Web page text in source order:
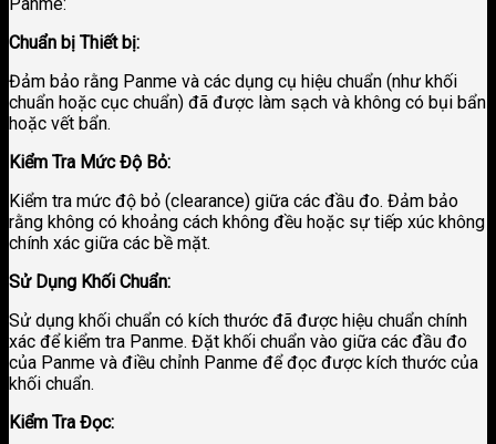
Chuẩn bị Thiết bị:
Đảm bảo rằng Panme và các dụng cụ hiệu chuẩn (như khối
chuẩn hoặc cục chuẩn) đã được làm sạch và không có bụi bẩn
hoặc vết bẩn.
Kiểm Tra Mức Độ Bỏ:
Kiểm tra mức độ bỏ (clearance) giữa các đầu đo. Đảm bảo
rằng không có khoảng cách không đều hoặc sự tiếp xúc không
chính xác giữa các bề mặt.
Sử Dụng Khối Chuẩn:
Sử dụng khối chuẩn có kích thước đã được hiệu chuẩn chính
xác để kiểm tra Panme. Đặt khối chuẩn vào giữa các đầu đo
của Panme và điều chỉnh Panme để đọc được kích thước của
khối chuẩn.
Kiểm Tra Đọc: